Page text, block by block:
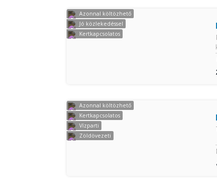
Azonnal költözhető
Jó közlekedéssel
Kertkapcsolatos
Azonnal költözhető
Kertkapcsolatos
Vízparti
Zöldövezeti